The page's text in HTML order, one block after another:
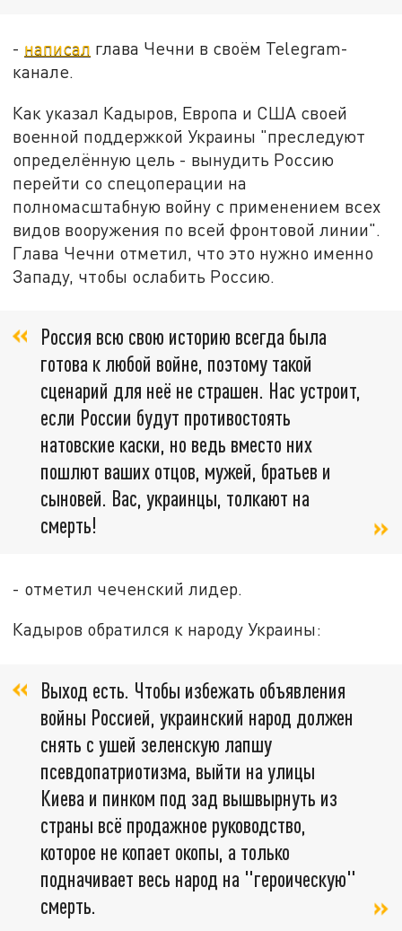
- написал глава Чечни в своём Telegram-
канале.
Как указал Кадыров, Европа и США своей
военной поддержкой Украины "преследуют
определённую цель - вынудить Россию
перейти со спецоперации на
полномасштабную войну с применением всех
видов вооружения по всей фронтовой линии".
Глава Чечни отметил, что это нужно именно
Западу, чтобы ослабить Россию.
Россия всю свою историю всегда была
готова к любой войне, поэтому такой
сценарий для неё не страшен. Нас устроит,
если России будут противостоять
натовские каски, но ведь вместо них
пошлют ваших отцов, мужей, братьев и
сыновей. Вас, украинцы, толкают на
смерть!
- отметил чеченский лидер.
Кадыров обратился к народу Украины:
Выход есть. Чтобы избежать объявления
войны Россией, украинский народ должен
снять с ушей зеленскую лапшу
псевдопатриотизма, выйти на улицы
Киева и пинком под зад вышвырнуть из
страны всё продажное руководство,
которое не копает окопы, а только
подначивает весь народ на "героическую"
смерть.